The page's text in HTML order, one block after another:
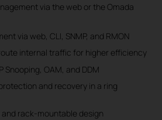
via the web or the Omada
via web, CLI, SNMP, and RMON
internal traffic for higher efficiency
Snooping, OAM, and DDM
and recovery in a ring
rack-mountable design